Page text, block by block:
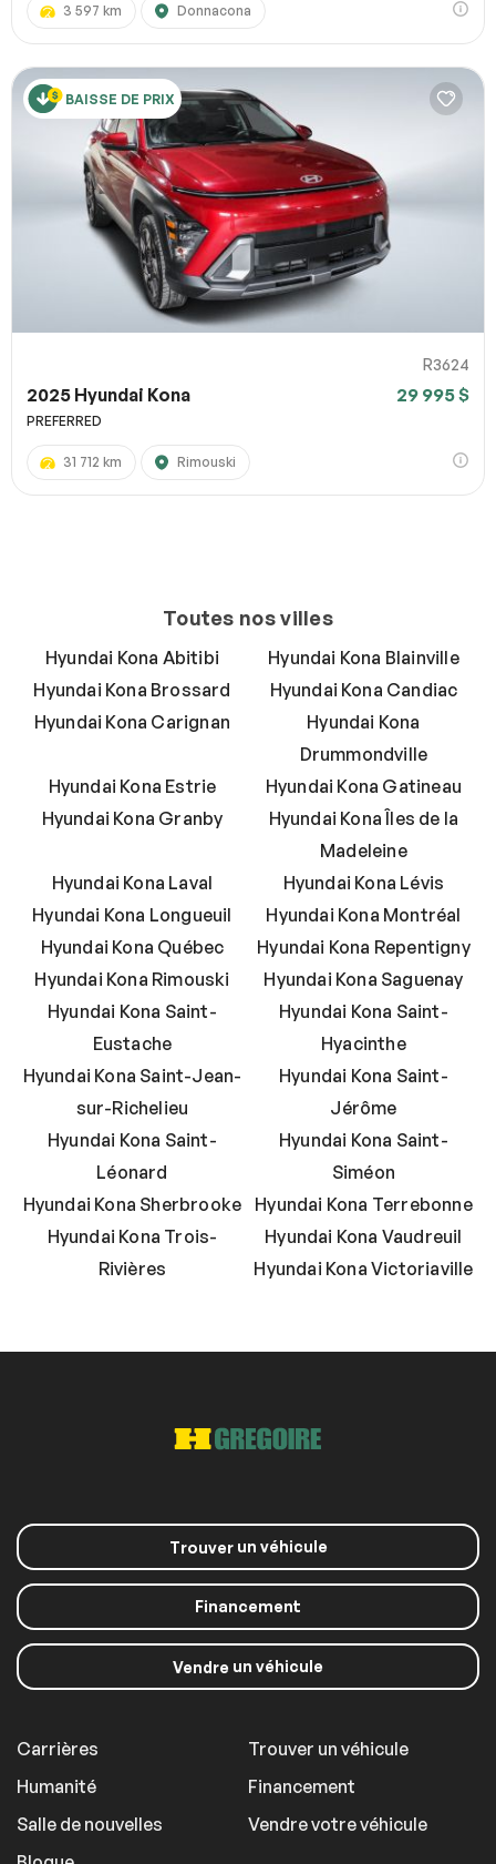
3 597 km Donnacona
BAISSE DE PRIX
R3624
2025 Hyundai Kona 29 995 $
PREFERRED
31 712 km Rimouski
Toutes nos villes
Hyundai Kona Abitibi
Hyundai Kona Blainville
Hyundai Kona Brossard
Hyundai Kona Candiac
Hyundai Kona Carignan
Hyundai Kona
Drummondville
Hyundai Kona Estrie
Hyundai Kona Gatineau
Hyundai Kona Granby
Hyundai Kona Îles de la
Madeleine
Hyundai Kona Laval
Hyundai Kona Lévis
Hyundai Kona Longueuil
Hyundai Kona Montréal
Hyundai Kona Québec
Hyundai Kona Repentigny
Hyundai Kona Rimouski
Hyundai Kona Saguenay
Hyundai Kona Saint-
Eustache
Hyundai Kona Saint-
Hyacinthe
Hyundai Kona Saint-Jean-
sur-Richelieu
Hyundai Kona Saint-
Jérôme
Hyundai Kona Saint-
Léonard
Hyundai Kona Saint-
Siméon
Hyundai Kona Sherbrooke
Hyundai Kona Terrebonne
Hyundai Kona Trois-
Rivières
Hyundai Kona Vaudreuil
Hyundai Kona Victoriaville
Trouverun véhicule
Financement
Vendre un véhicule
Carrières
Humanité
Salle de nouvelles
Trouver un véhicule
Financement
Vendre votre véhicule